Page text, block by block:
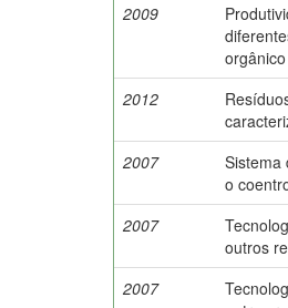
2009
2012
2007
Sistema
o
2007
outros
2007